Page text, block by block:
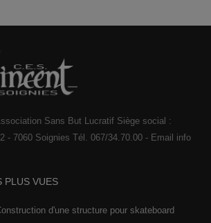
Sans But Lucratif Siège social :
- 7060 Soignies Tél. 067/34.70.00 - Email info
PLUS VUES
d'une structure pour skateboard